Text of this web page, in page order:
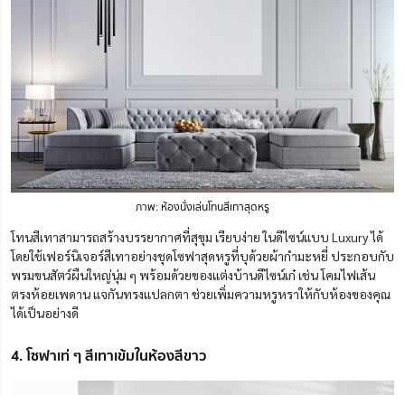
ภาพ: ห้องนั่งเล่นโทนสีเทาสุดหรู
โทนสีเทาสามารถสร้างบรรยากาศที่สุขุม เรียบง่าย ในดีไซน์แบบ Luxury ได้
โดยใช้เฟอร์นิเจอร์สีเทาอย่างชุดโซฟาสุดหรูที่บุด้วยผ้ากำมะหยี่ ประกอบกับ
พรมขนสัตว์ผืนใหญ่นุ่ม ๆ พร้อมด้วยของแต่งบ้านดีไซน์เก๋ เช่น โคมไฟเส้น
ตรงห้อยเพดาน แจกันทรงแปลกตา ช่วยเพิ่มความหรูหราให้กับห้องของคุณ
ได้เป็นอย่างดี
4. โซฟาเท่ ๆ สีเทาเข้มในห้องสีขาว